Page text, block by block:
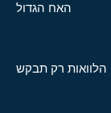
האח הגדול
הלוואות רק תבקש